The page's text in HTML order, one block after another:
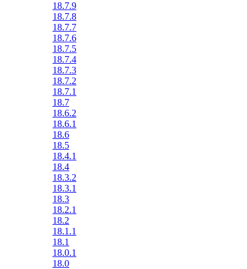
18.7.9
18.7.8
18.7.7
18.7.6
18.7.5
18.7.4
18.7.3
18.7.2
18.7.1
18.7
18.6.2
18.6.1
18.6
18.5
18.4.1
18.4
18.3.2
18.3.1
18.3
18.2.1
18.2
18.1.1
18.1
18.0.1
18.0